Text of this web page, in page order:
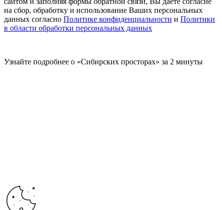
на сбор, обработку и использование Ваших персональных
данных согласно Политике конфиденциальности и Политики
в области обработки персональных данных
Узнайте подробнее о «Сибирских просторах» за 2 минуты